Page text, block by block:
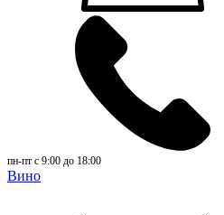
пн-пт с 9:00 до 18:00
Вино